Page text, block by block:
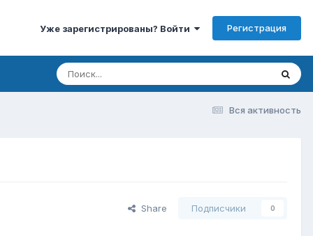
Уже зарегистрированы? Войти Регистрация
Вся активность
Share Подписчики 0